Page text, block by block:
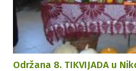
Održana 8. TIKVIJADA u